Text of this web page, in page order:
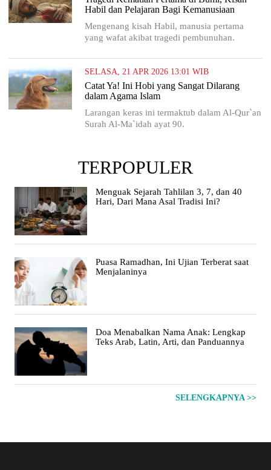
Habil dan Pelajaran Bagi Kemanusiaan
Mengenang kisah Habil, manusia pertama
yang wafat akibat tragedi pembunuhan.
SELASA, 21 APR 2026 13:01 WIB
Catat Ya! Ini Hobi yang Sangat Dilarang
dalam Agama Islam
Larangan keras ini termaktub dalam Al-Qur`an
Surah Al-Ma`idah ayat 90.
TERPOPULER
Menguak Sejarah Tahlilan 3, 7, dan 40
Hari, Dari Mana Asal Tradisi Ini?
Puasa Ramadhan, Ini Ujian Terberat saat
Menjalaninya
Doa Menabalkan Nama Anak: Lengkap
Teks Arab, Latin, Arti, dan Panduannya
SELENGKAPNYA >>